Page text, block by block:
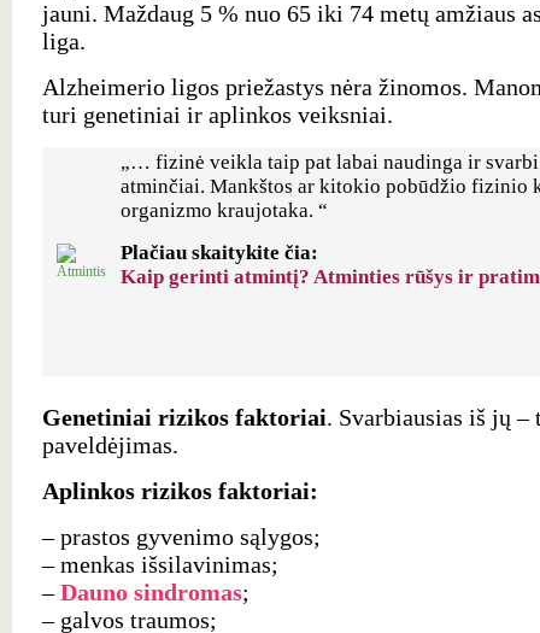
jauni. Maždaug 5 % nuo 65 iki 74 metų amžiaus
liga.
Alzheimerio ligos priežastys nėra žinomos.
turi genetiniai ir aplinkos veiksniai.
„… fizinė veikla taip pat labai naudinga ir svarbi
atminčiai. Mankštos ar kitokio pobūdžio fizinio
organizmo kraujotaka. “
Plačiau skaitykite čia:
Kaip gerinti atmintį? Atminties rūšys ir
Genetiniai rizikos faktoriai. Svarbiausias iš jų
paveldėjimas.
Aplinkos rizikos faktoriai:
– prastos gyvenimo sąlygos;
– menkas išsilavinimas;
–Dauno sindromas;
– galvos traumos;